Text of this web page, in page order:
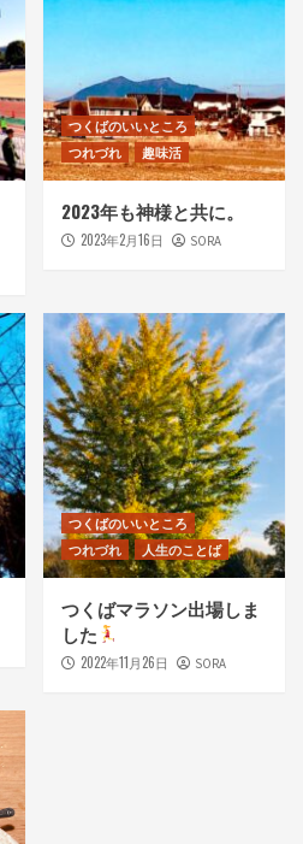
つくばのいいところ
つれづれ
趣味活
2023年も神様と共に。
2023年2月16日 SORA
つくばのいいところ
つれづれ
人生のことば
つくばマラソン出場しま
した
2022年11月26日 SORA